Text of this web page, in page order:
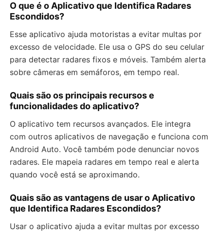
O que é o Aplicativo que Identifica Radares
Escondidos?
Esse aplicativo ajuda motoristas a evitar multas por
excesso de velocidade. Ele usa o GPS do seu celular
para detectar radares fixos e móveis. Também alerta
sobre câmeras em semáforos, em tempo real.
Quais são os principais recursos e
funcionalidades do aplicativo?
O aplicativo tem recursos avançados. Ele integra
com outros aplicativos de navegação e funciona com
Android Auto. Você também pode denunciar novos
radares. Ele mapeia radares em tempo real e alerta
quando você está se aproximando.
Quais são as vantagens de usar o Aplicativo
que Identifica Radares Escondidos?
Usar o aplicativo ajuda a evitar multas por excesso